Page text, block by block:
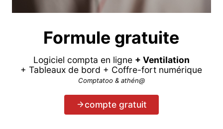
Formule gratuite
Logiciel compta en ligne + Ventilation
+ Tableaux de bord + Coffre-fort numérique
Comptatoo & athén@
compte gratuit